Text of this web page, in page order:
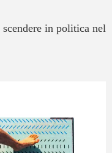
in politica nel